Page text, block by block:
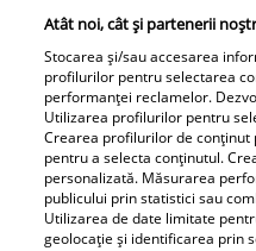
Atât noi, cât și partenerii
Stocarea și/sau accesarea
profilurilor pentru selectarea
performanței reclamelor.
Utilizarea profilurilor pentru
Crearea profilurilor de
pentru a selecta conținutul.
personalizată. Măsurarea
publicului prin statistici sau
Utilizarea de date limitate
geolocație și identificarea prin